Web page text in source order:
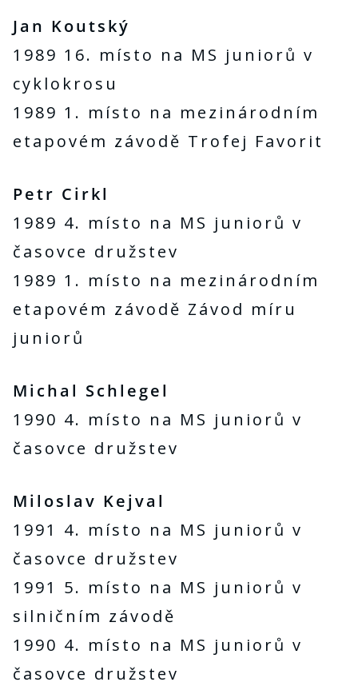
Jan Koutský
1989 16. místo na MS juniorů v
cyklokrosu
1989 1. místo na mezinárodním
etapovém závodě Trofej Favorit
Petr Cirkl
1989 4. místo na MS juniorů v
časovce družstev
1989 1. místo na mezinárodním
etapovém závodě Závod míru
juniorů
Michal Schlegel
1990 4. místo na MS juniorů v
časovce družstev
Miloslav Kejval
1991 4. místo na MS juniorů v
časovce družstev
1991 5. místo na MS juniorů v
silničním závodě
1990 4. místo na MS juniorů v
časovce družstev